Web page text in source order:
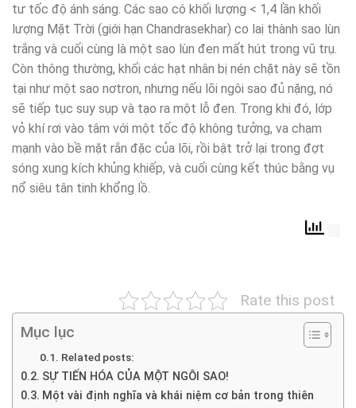
tư tốc độ ánh sáng. Các sao có khối lượng < 1,4 lần khối
lượng Mặt Trời (giới hạn Chandrasekhar) co laị thành sao lùn
trắng và cuối cùng là một sao lùn đen mất hút trong vũ trụ.
Còn thông thường, khối các hạt nhân bị nén chặt này sẽ tồn
tại như một sao nơtron, nhưng nếu lõi ngôi sao đủ nặng, nó
sẽ tiếp tục suy sụp và tạo ra một lỗ đen. Trong khi đó, lớp
vỏ khí rơi vào tâm với một tốc độ không tưởng, va chạm
mạnh vào bề mặt rắn đặc của lõi, rồi bật trở lại trong đợt
sóng xung kích khủng khiếp, và cuối cùng kết thúc bằng vụ
nổ siêu tân tinh khổng lồ.
Rate this post
Mục lục
Related posts:
SỰ TIẾN HÓA CỦA MỘT NGÔI SAO!
Một vài định nghĩa và khái niệm cơ bản trong thiên